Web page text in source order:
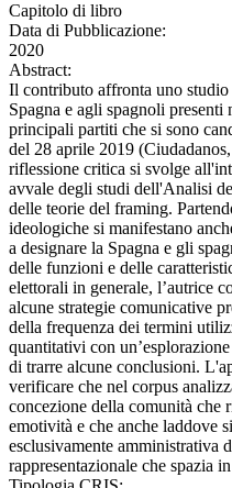
Capitolo di libro
Data di Pubblicazione:
2020
Abstract:
Il contributo affronta uno
Spagna e agli spagnoli
principali partiti che si sono
del 28 aprile 2019
riflessione critica si svolge
avvale degli studi dell'Analisi
delle teorie del framing.
ideologiche si manifestano
a designare la Spagna e gli
delle funzioni e delle
elettorali in generale, l’autrice
alcune strategie comunicative
della frequenza dei termini
quantitativi con
di trarre alcune conclusioni.
verificare che nel corpus
concezione della comunità che
emotività e che anche laddove
esclusivamente amministrativa
rappresentazionale che spazia